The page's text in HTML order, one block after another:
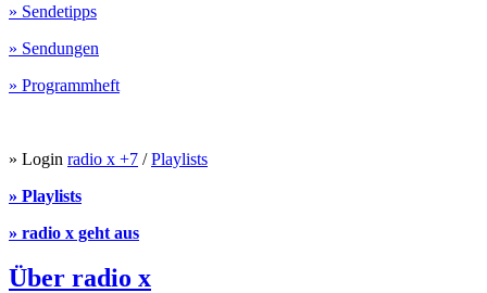
» Sendetipps
» Sendungen
» Programmheft
» Login radio x +7 /Playlists
» Playlists
» radio x geht aus
Über radio x